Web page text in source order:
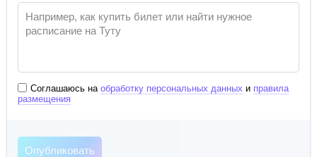
Соглашаюсь на обработку персональных данных и правила
размещения